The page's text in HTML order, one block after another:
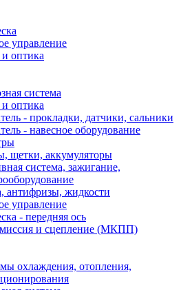
управление
оптика
система
оптика
- прокладки, датчики, сальники
- навесное оборудование
щетки, аккумуляторы
система, зажигание,
антифризы, жидкости
управление
- передняя ось
и сцепление (МКПП)
охлаждения, отопления,